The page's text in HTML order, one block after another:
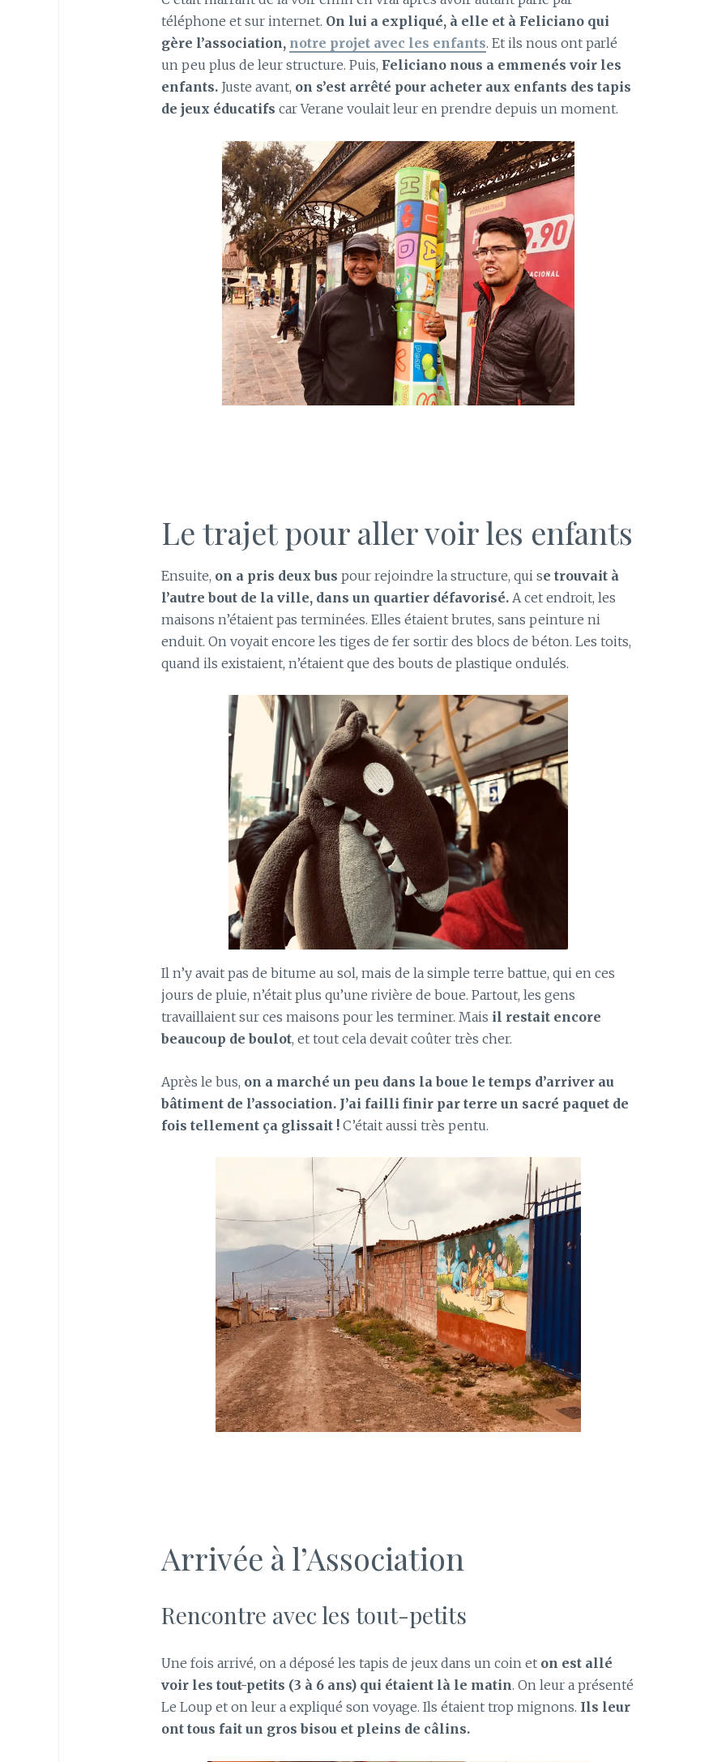
téléphone et sur internet. On lui a expliqué, à elle et à Feliciano qui
gère l’association, notre projet avec les enfants. Et ils nous ont parlé
un peu plus de leur structure. Puis, Feliciano nous a emmenés voir les
enfants. Juste avant, on s’est arrêté pour acheter aux enfants des tapis
de jeux éducatifs car Verane voulait leur en prendre depuis un moment.
Le trajet pour aller voir les enfants
Ensuite, on a pris deux bus pour rejoindre la structure, qui se trouvait à
l’autre bout de la ville, dans un quartier défavorisé.A cet endroit, les
maisons n’étaient pas terminées. Elles étaient brutes, sans peinture ni
enduit. On voyait encore les tiges de fer sortir des blocs de béton. Les toits,
quand ils existaient, n’étaient que des bouts de plastique ondulés.
Il n’y avait pas de bitume au sol, mais de la simple terre battue, qui en ces
jours de pluie, n’était plus qu’une rivière de boue. Partout, les gens
travaillaient sur ces maisons pour les terminer. Mais il restait encore
beaucoup de boulot, et tout cela devait coûter très cher.
Après le bus, on a marché un peu dans la boue le temps d’arriver au
bâtiment de l’association. J’ai failli finir par terre un sacré paquet de
fois tellement ça glissait !C’était aussi très pentu.
Arrivée à l’Association
Rencontre avec les tout-petits
Une fois arrivé, on a déposé les tapis de jeux dans un coin et on est allé
voir les tout-petits (3 à 6 ans) qui étaient là le matin. On leur a présenté
Le Loup et on leur a expliqué son voyage. Ils étaient trop mignons. Ils leur
ont tous fait un gros bisou et pleins de câlins.